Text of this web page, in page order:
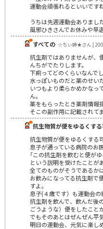
運動会頑張れるといいですね
うちは先週運動会ありました
風邪ひきさんでお休みや早
すべての ☆ちぃ姉★さん |
抗生剤ではありませんが、
んちがでたりします。
下痢ってどのくらいなんで
水っぽいものだと薬のせい
いつもより柔らかめかなっ
ん。
薬をもらったとき薬剤情報
そこの副作用に記載されて
抗生物質が便をゆるくす
抗生物質が便をゆるくする
息子が通っている病院のお
｢この抗生剤を飲むと便が
という説明を受けたことが
全てのものがそうであるか
お飲みになってる抗生剤で
すよ。
息子(４歳です）も運動会
抗生剤を飲んで、飲んだ後
ごうような）便をしたこと
でもそのあとはぜんぜん平
明日の運動会、元気に楽し